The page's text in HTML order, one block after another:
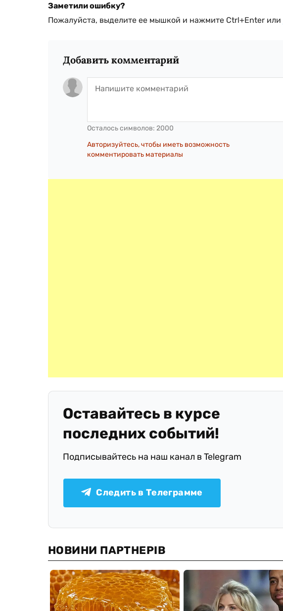
Заметили ошибку?
Пожалуйста, выделите ее мышкой и нажмите Ctrl+Enter или
Добавить комментарий
Осталось символов: 2000
Авторизуйтесь, чтобы иметь возможность
комментировать материалы
Оставайтесь в курсе
последних событий!
Подписывайтесь на наш канал в Telegram
Следить в Телеграмме